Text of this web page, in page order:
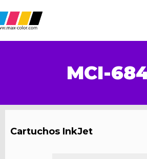
MCI-
Cartuchos InkJet